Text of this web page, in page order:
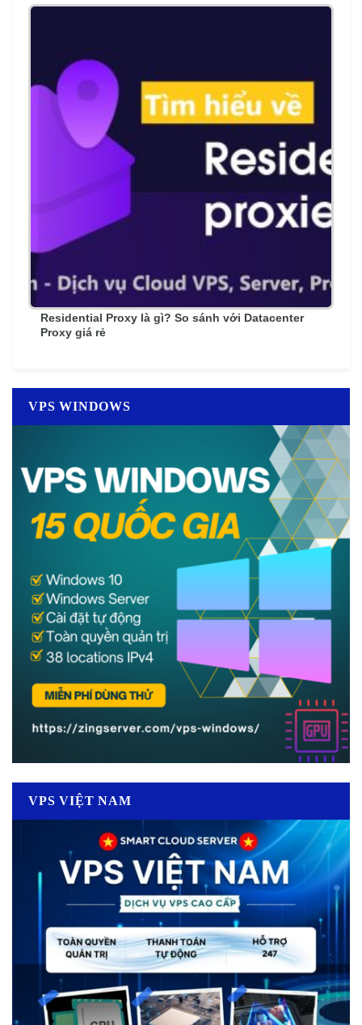
Residential Proxy là gì? So sánh với Datacenter
Proxy giá rẻ
VPS WINDOWS
VPS VIỆT NAM